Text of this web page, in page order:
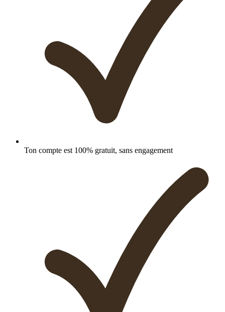
Ton compte est 100% gratuit, sans engagement